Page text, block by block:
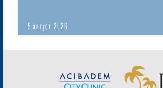
5 август 2026